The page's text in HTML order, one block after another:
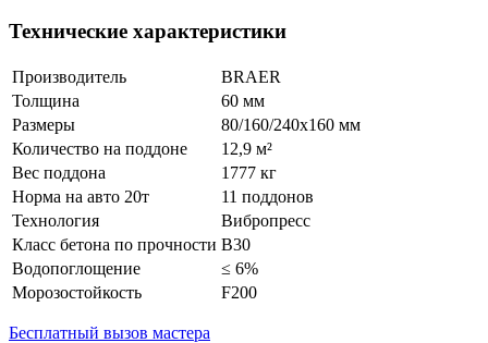
Технические характеристики
Производитель
BRAER
Толщина
60 мм
Размеры
80/160/240х160 мм
Количество на поддоне
12,9 м²
Вес поддона
1777 кг
Норма на авто 20т
11 поддонов
Технология
Вибропресс
Класс бетона по прочности B30
Водопоглощение
≤ 6%
Морозостойкость
F200
Бесплатный вызов мастера